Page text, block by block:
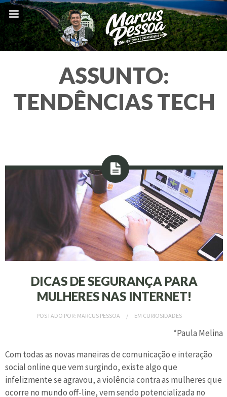
ASSUNTO:
TENDÊNCIAS TECH
DICAS DE SEGURANÇA PARA
MULHERES NAS INTERNET!
POSTADO POR: MARCUS PESSOA EM CURIOSIDADES
*Paula Melina
Com todas as novas maneiras de comunicação e interação
social online que vem surgindo, existe algo que
infelizmente se agravou, a violência contra as mulheres que
ocorre no mundo off-line, vem sendo potencializada no